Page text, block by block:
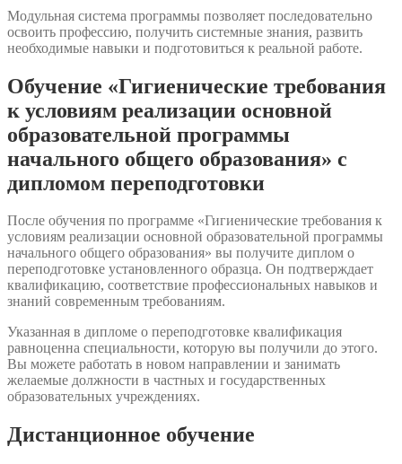
Модульная система программы позволяет последовательно
освоить профессию, получить системные знания, развить
необходимые навыки и подготовиться к реальной работе.
Обучение «Гигиенические требования
к условиям реализации основной
образовательной программы
начального общего образования» с
дипломом переподготовки
После обучения по программе «Гигиенические требования к
условиям реализации основной образовательной программы
начального общего образования» вы получите диплом о
переподготовке установленного образца. Он подтверждает
квалификацию, соответствие профессиональных навыков и
знаний современным требованиям.
Указанная в дипломе о переподготовке квалификация
равноценна специальности, которую вы получили до этого.
Вы можете работать в новом направлении и занимать
желаемые должности в частных и государственных
образовательных учреждениях.
Дистанционное обучение